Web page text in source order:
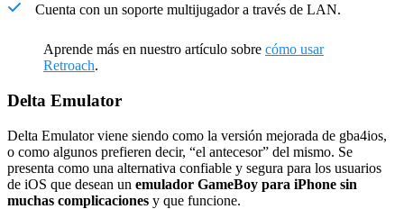
Cuenta con un soporte multijugador a través de LAN.
Aprende más en nuestro artículo sobre cómo usar
Retroach.
Delta Emulator
Delta Emulator viene siendo como la versión mejorada de gba4ios,
o como algunos prefieren decir, “el antecesor” del mismo. Se
presenta como una alternativa confiable y segura para los usuarios
de iOS que desean un emulador GameBoy para iPhone sin
muchas complicaciones y que funcione.